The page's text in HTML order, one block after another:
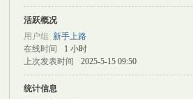
活跃概况
用户组 新手上路
在线时间
1 小时
上次发表时间
2025-5-15 09:50
统计信息